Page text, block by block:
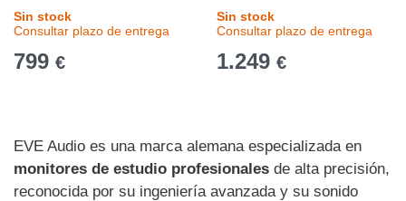
Sin stock
Consultar plazo de entrega
799 €
Sin stock
Consultar plazo de entrega
1.249 €
EVE Audio es una marca alemana especializada en
monitores de estudio profesionales de alta precisión,
reconocida por su ingeniería avanzada y su sonido